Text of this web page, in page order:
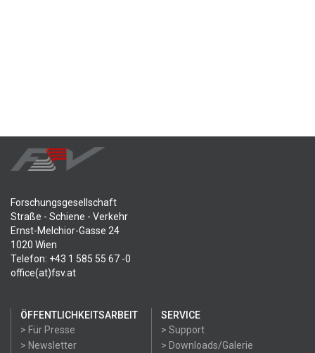
Forschungsgesellschaft
Straße - Schiene - Verkehr
Ernst-Melchior-Gasse 24
1020 Wien
Telefon: +43 1 585 55 67 -0
office(at)fsv.at
ÖFFENTLICHKEITSARBEIT
> Für Presse
> Newsletter
SERVICE
> Support
> Downloads/Galerie